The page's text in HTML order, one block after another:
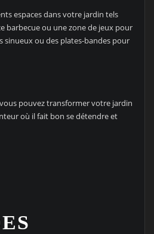
espaces dans votre jardin tels
barbecue ou une zone de jeux pour
sinueux ou des plates-bandes pour
pouvez transformer votre jardin
où il fait bon se détendre et